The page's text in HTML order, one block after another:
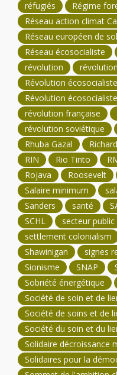
réfugiés
Régime
Réseau action climat
Réseau européen de
Réseau écosocialiste
révolution
Révolution écosocialiste
Révolution
révolution française
révolution soviétique
Rhuba Gazal
RIN
Rio Tinto
Rojava
Roosevelt
Salaire minimum
Sanders
santé
SCHL
secteur public
settlement colonialism
Shawinigan
signes
Sionisme
SNAP
Sobriété énergétique
Société de soin et de
Société de soins et de
Société du soin et du
Solidaire décroissance
Solidaires pour la